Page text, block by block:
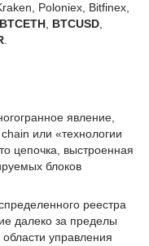
Poloniex, Bitfinex,
BTCETH BTCUSD
явление,
или «технологии
цепочка, выстроенная
блоков
реестра
далеко за пределы
управления